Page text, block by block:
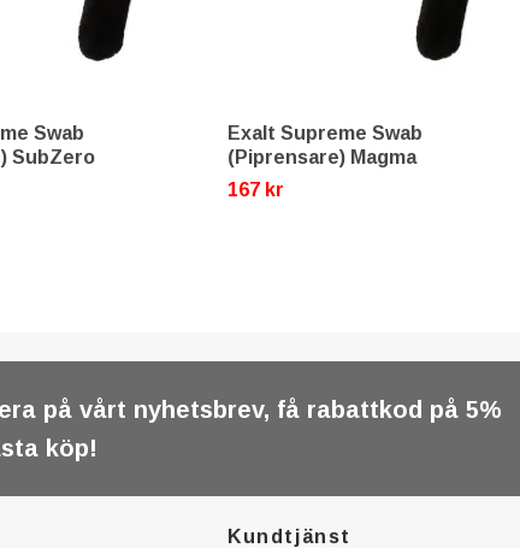
Swab
SubZero
Exalt Supreme Swab
(Piprensare) Magma
167 kr
på vårt nyhetsbrev, få rabattkod på 5%
köp!
Kundtjänst